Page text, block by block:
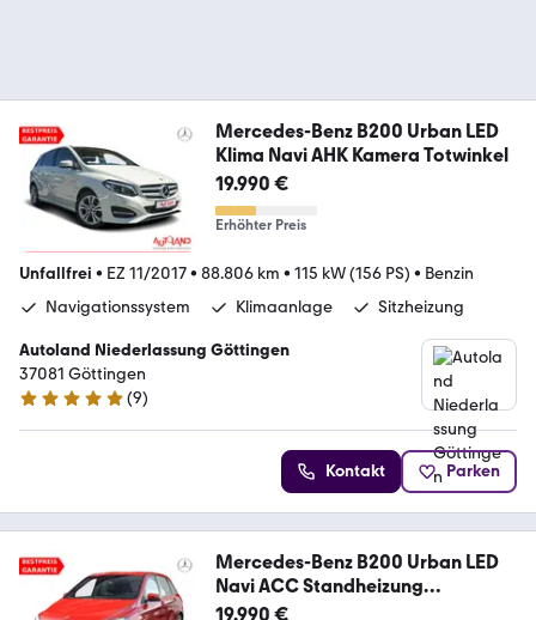
Mercedes-Benz B200 Urban LED
Klima Navi AHK Kamera Totwinkel
19.990 €
Erhöhter Preis
Unfallfrei • EZ 11/2017• 88.806 km • 115 kW (156 PS) • Benzin
Navigationssystem
Klimaanlage Sitzheizung
Autoland Niederlassung Göttingen
37081 Göttingen
5 Sterne
(9)
Kontakt Parken
Mercedes-Benz B200 Urban LED
Navi ACC Standheizung
Sitzheizung
19.990 €